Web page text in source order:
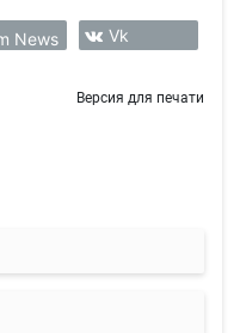
News Vk
Версия для печати